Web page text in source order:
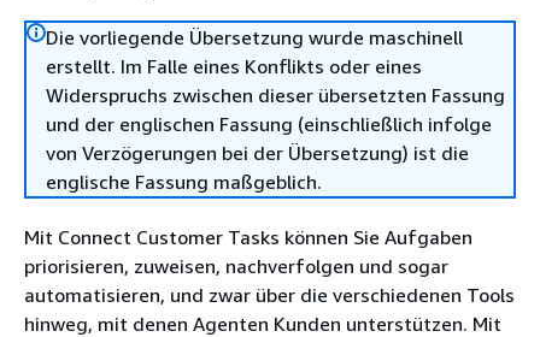
Die vorliegende Übersetzung wurde maschinell
erstellt. Im Falle eines Konflikts oder eines
Widerspruchs zwischen dieser übersetzten Fassung
und der englischen Fassung (einschließlich infolge
von Verzögerungen bei der Übersetzung) ist die
englische Fassung maßgeblich.
Mit Connect Customer Tasks können Sie Aufgaben
priorisieren, zuweisen, nachverfolgen und sogar
automatisieren, und zwar über die verschiedenen Tools
hinweg, mit denen Agenten Kunden unterstützen. Mit